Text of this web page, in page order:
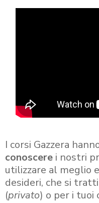
I corsi Gazzera
conoscere i nostri
utilizzare al meglio
desideri, che si
(privato) o per i tuoi